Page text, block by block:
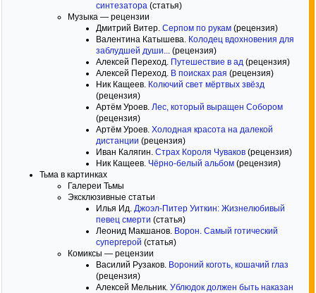
синтезатора (статья)
Музыка — рецензии
Дмитрий Витер. Серпом по рукам (рецензия)
Валентина Катышева. Колодец вдохновения для
заблудшей души... (рецензия)
Алексей Переход. Путешествие в ад (рецензия)
Алексей Переход. В поисках рая (рецензия)
Ник Кащеев. Колючий свет мёртвых звёзд
(рецензия)
Артём Уроев. Лес, который выращен Собором
(рецензия)
Артём Уроев. Холодная красота на далекой
дистанции (рецензия)
Иван Калягин. Страх Короля Чуваков (рецензия)
Ник Кащеев. Чёрно-белый альбом (рецензия)
Тьма в картинках
Галереи Тьмы
Эксклюзивные статьи
Илья Ид. Джоэл-Питер Уиткин: Жизнелюбивый
певец смерти (статья)
Леонид Макшанов. Ворон. Самый готический
супергерой (статья)
Комиксы — рецензии
Василий Рузаков. Вороний коготь, кошачий глаз
(рецензия)
Алексей Мельник. Ублюдок должен быть наказан